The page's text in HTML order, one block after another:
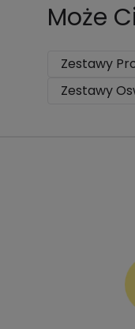
Może
Zestawy
Zestawy